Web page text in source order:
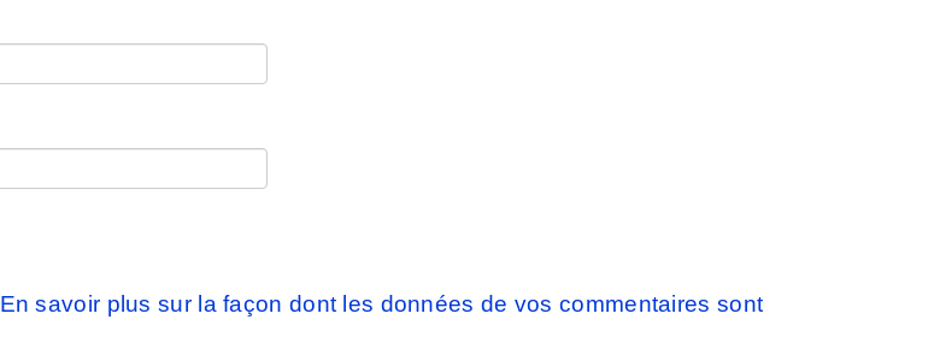
En savoir plus sur la façon dont les données de vos commentaires sont